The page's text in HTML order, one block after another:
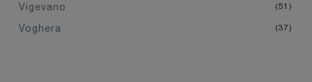
Vigevano 51
Voghera 37